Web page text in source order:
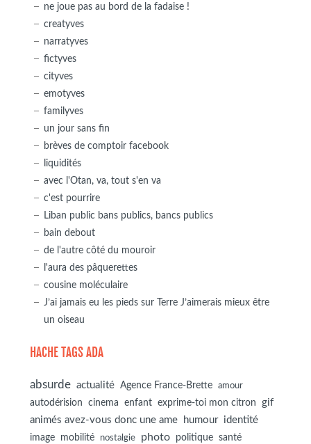
ne joue pas au bord de la fadaise !
creatyves
narratyves
fictyves
cityves
emotyves
familyves
un jour sans fin
brèves de comptoir facebook
liquidités
avec l'Otan, va, tout s'en va
c'est pourrire
Liban public bans publics, bancs publics
bain debout
de l'autre côté du mouroir
l'aura des pâquerettes
cousine moléculaire
J’ai jamais eu les pieds sur Terre J’aimerais mieux être
un oiseau
HACHE TAGS ADA
absurde actualité Agence France-Brette amour
autodérision cinema enfant exprime-toi mon citron
gif
animés avez-vous donc une ame
humour identité
image mobilité nostalgie photo politique
santé